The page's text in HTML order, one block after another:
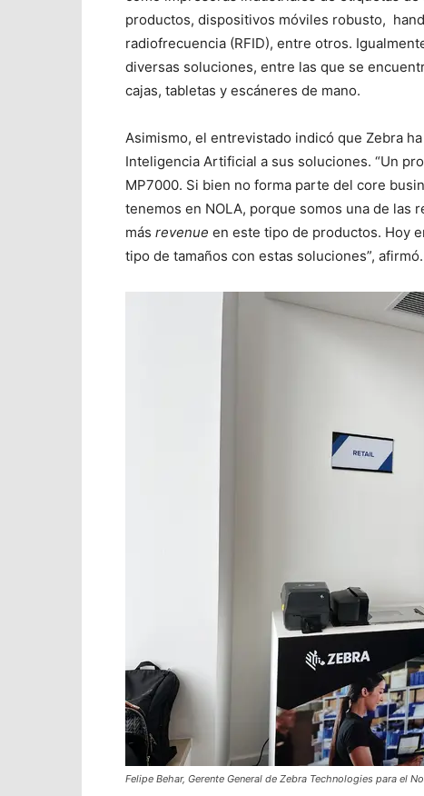
productos, dispositivos móviles robusto,
radiofrecuencia (RFID), entre otros.
diversas soluciones, entre las que se
cajas, tabletas y escáneres de mano.
Asimismo, el entrevistado indicó que Zebra
Inteligencia Artificial a sus soluciones. “Un
MP7000. Si bien no forma parte del core
tenemos en NOLA, porque somos una de
más revenue en este tipo de productos. Hoy
tipo de tamaños con estas soluciones”, afirmó.
Felipe Behar, Gerente General de Zebra Technologies para el